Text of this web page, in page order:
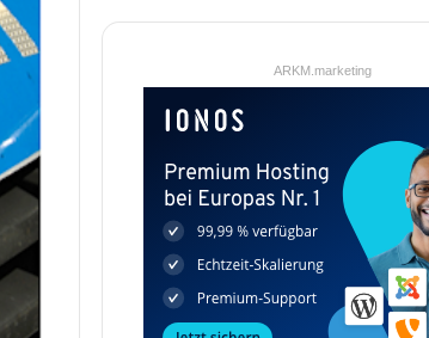
ARKM.marketing